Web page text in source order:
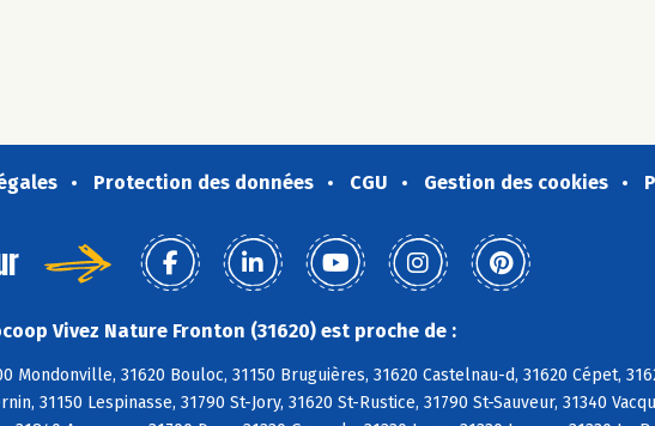
Protection des données CGU Gestion des cookies
Vivez Nature Fronton (31620) est proche de :
Mondonville, 31620 Bouloc, 31150 Bruguières, 31620 Castelnau-d, 31620 Cépet,
31150 Lespinasse, 31790 St-Jory, 31620 St-Rustice, 31790 St-Sauveur, 31340